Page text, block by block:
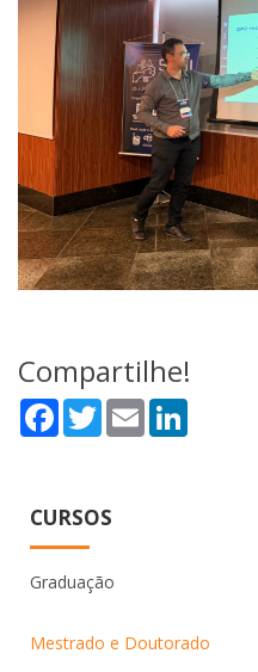
Compartilhe!
Facebook
TwitterEmail
CURSOS
Graduação
Mestrado e Doutorado